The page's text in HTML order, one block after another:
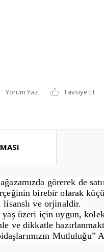
Yorum Yaz Tavsiye Et
görerek de
birebir olarak
ve orjinaldir.
üzeri için uygun,
ve dikkatle
Mutluluğu”